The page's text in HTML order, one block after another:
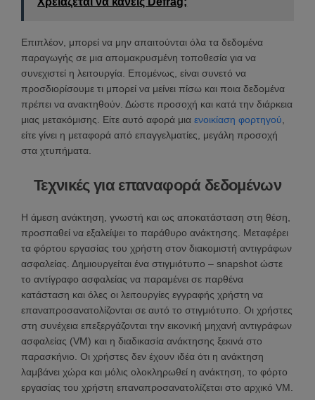
Επιπλέον, μπορεί να μην απαιτούνται όλα τα δεδομένα
παραγωγής σε μια απομακρυσμένη τοποθεσία για να
συνεχιστεί η λειτουργία. Επομένως, είναι συνετό να
προσδιορίσουμε τι μπορεί να μείνει πίσω και ποια δεδομένα
πρέπει να ανακτηθούν. Δώστε προσοχή και κατά την διάρκεια
μιας μετακόμισης. Είτε αυτό αφορά μια ενοικίαση φορτηγού
είτε γίνει η μεταφορά από επαγγελματίες, μεγάλη προσοχή
στα χτυπήματα.
Τεχνικές για επαναφορά δεδομένων
Η άμεση ανάκτηση, γνωστή και ως αποκατάσταση στη θέση,
προσπαθεί να εξαλείψει το παράθυρο ανάκτησης. Μεταφέρει
τα φόρτου εργασίας του χρήστη στον διακομιστή αντιγράφων
ασφαλείας. Δημιουργείται ένα στιγμιότυπο – snapshot ώστε
το αντίγραφο ασφαλείας να παραμένει σε παρθένα
κατάσταση και όλες οι λειτουργίες εγγραφής χρήστη να
επαναπροσανατολίζονται σε αυτό το στιγμιότυπο. Oι χρήστες
στη συνέχεια επεξεργάζονται την εικονική μηχανή αντιγράφων
ασφαλείας (VM) και η διαδικασία ανάκτησης ξεκινά στο
παρασκήνιο. Οι χρήστες δεν έχουν ιδέα ότι η ανάκτηση
λαμβάνει χώρα και μόλις ολοκληρωθεί η ανάκτηση, το φόρτο
εργασίας του χρήστη επαναπροσανατολίζεται στο αρχικό VM.